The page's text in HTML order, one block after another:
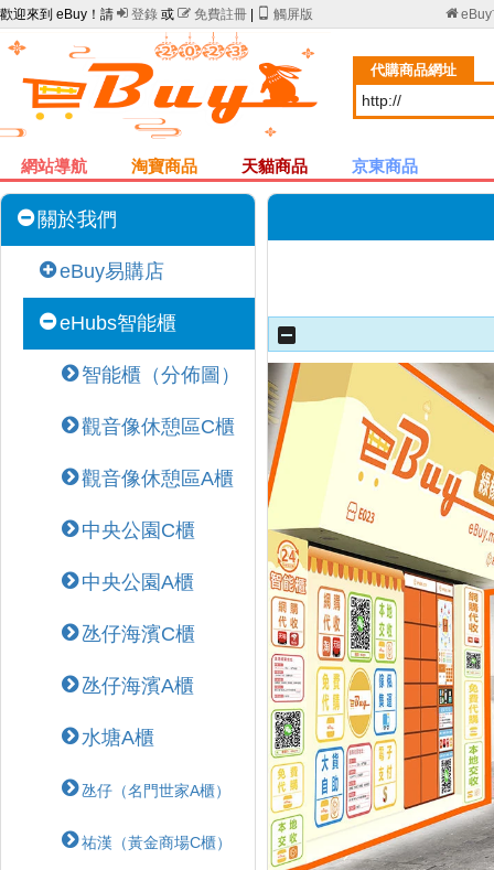
歡迎來到 eBuy！請  登錄 或  免費註冊 觸屏版 eBuy
代購商品網址
網站導航 淘寶商品 天貓商品 京東商品
關於我們
eBuy易購店
eHubs智能櫃
智能櫃（分佈圖）
觀音像休憩區C櫃
觀音像休憩區A櫃
中央公園C櫃
中央公園A櫃
氹仔海濱C櫃
氹仔海濱A櫃
水塘A櫃
氹仔（名門世家A櫃）
祐漢（黃金商場C櫃）